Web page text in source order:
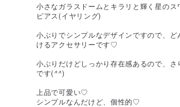
小さなガラスドームとキラリと輝く星の
ピアス(イヤリング)
小ぶりでシンプルなデザインですので、
けるアクセサリーです♡
小ぶりだけどしっかり存在感あるので、
です(^^)
上品で可愛い♡
シンプルなんだけど、個性的♡